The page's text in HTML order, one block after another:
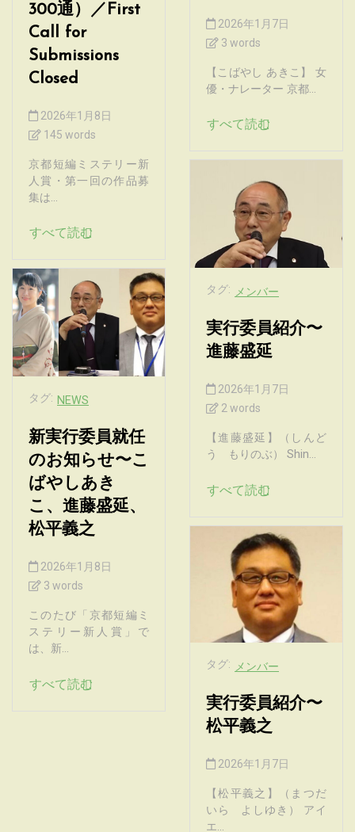
300通）／First
Call for
Submissions
Closed
2026年1月8日
145 words
京都短編ミステリー新
人賞・第一回の作品募
集は...
すべて読む
タグ: NEWS
新実行委員就任
のお知らせ〜こ
ばやしあき
こ、進藤盛延、
松平義之
2026年1月8日
3 words
このたび「京都短編ミ
ステリー新人賞」で
は、新...
すべて読む
2026年1月7日
3 words
【こばやし あきこ】 女
優・ナレーター 京都...
すべて読む
タグ: メンバー
実行委員紹介〜
進藤盛延
2026年1月7日
2 words
【進藤盛延】（しんど
う もりのぶ） Shin...
すべて読む
タグ: メンバー
実行委員紹介〜
松平義之
2026年1月7日
【松平義之】（まつだ
いら よしゆき） アイ
エ...